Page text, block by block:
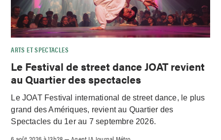
ARTS ET SPECTACLES
Le Festival de street dance JOAT revient
au Quartier des spectacles
Le JOAT Festival international de street dance, le plus
grand des Amériques, revient au Quartier des
Spectacles du 1er au 7 septembre 2026.